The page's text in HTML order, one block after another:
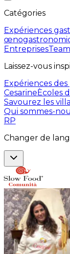
Catégories
Expériences
Entreprises
Laissez-vous
Expériences
CesarineÈcoles
Savourez les
Qui sommes-
RP
Changer de